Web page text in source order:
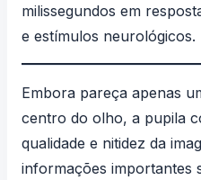
milissegundos em
e estímulos neurológicos.
Embora pareça apenas
centro do olho, a pupila
qualidade e nitidez da
informações importantes